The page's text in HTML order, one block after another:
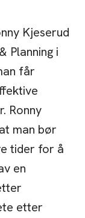
Kjeserud
Planning i
får
Ronny
man bør
tider for å
en
etter